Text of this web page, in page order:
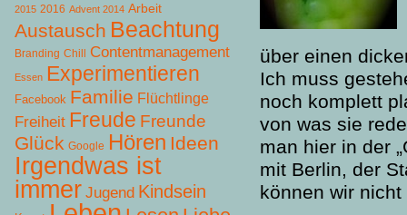
über einen
Ich muss
noch komplett
von was sie
man hier in der
mit Berlin, der
können wir
2015 2016 Advent 2014 Arbeit
Austausch Beachtung
Branding Chill Contentmanagement
Essen Experimentieren
Facebook Familie Flüchtlinge
Freiheit Freude Freunde
Glück Google Hören Ideen
Irgendwas ist
immer Jugend Kindsein